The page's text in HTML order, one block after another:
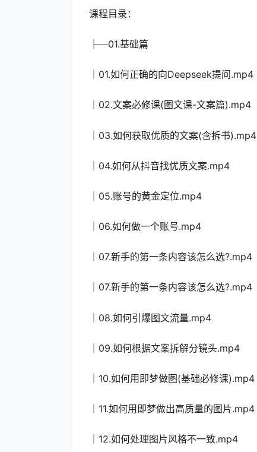
课程目录：
├─01.基础篇
│01.如何正确的向Deepseek提问.mp4
│02.文案必修课(图文课-文案篇).mp4
│03.如何获取优质的文案(含拆书).mp4
│04.如何从抖音找优质文案.mp4
│05.账号的黄金定位.mp4
│06.如何做一个账号.mp4
│07.新手的第一条内容该怎么选?.mp4
│07.新手的第一条内容该怎么选?.mp4
│08.如何引爆图文流量.mp4
│09.如何根据文案拆解分镜头.mp4
│10.如何用即梦做图(基础必修课).mp4
│11.如何用即梦做出高质量的图片.mp4
│12.如何处理图片风格不一致.mp4